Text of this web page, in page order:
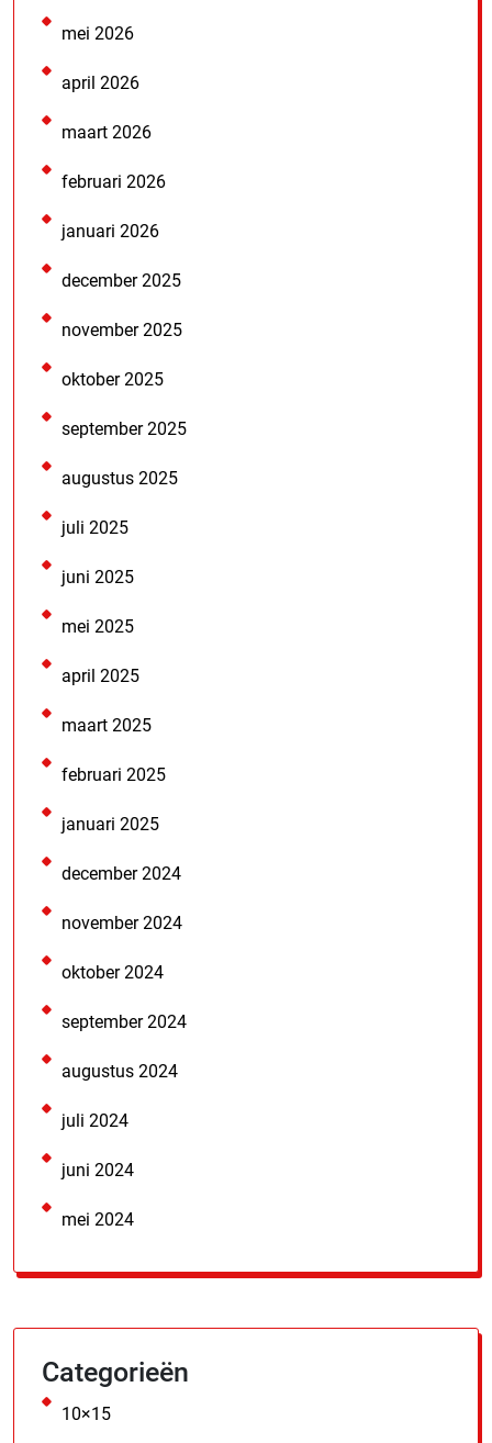
mei 2026
april 2026
maart 2026
februari 2026
januari 2026
december 2025
november 2025
oktober 2025
september 2025
augustus 2025
juli 2025
juni 2025
mei 2025
april 2025
maart 2025
februari 2025
januari 2025
december 2024
november 2024
oktober 2024
september 2024
augustus 2024
juli 2024
juni 2024
mei 2024
Categorieën
10×15